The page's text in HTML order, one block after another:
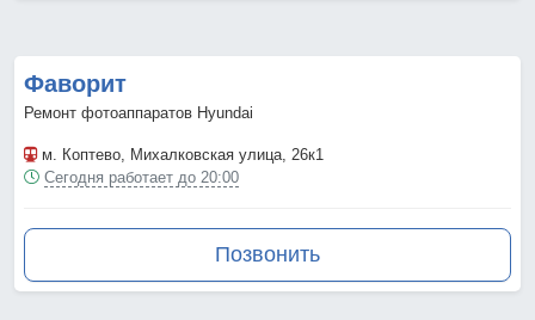
Фаворит
Ремонт фотоаппаратов Hyundai
м. Коптево , Михалковская улица, 26к1
Сегодня работает до 20:00
Позвонить